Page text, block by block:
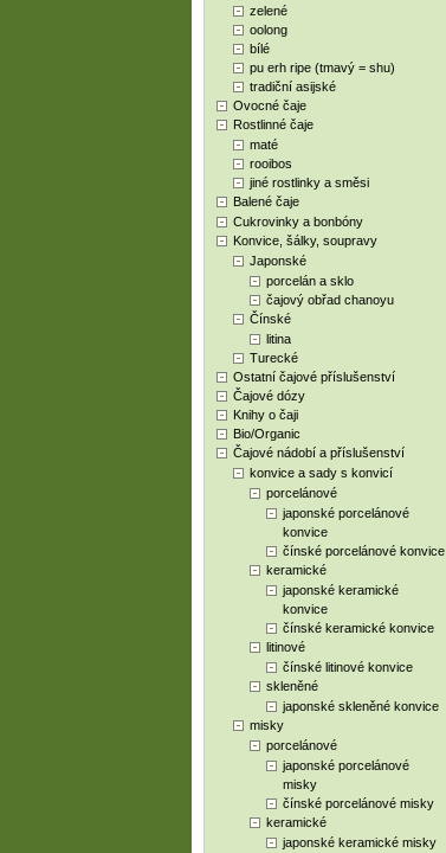
zelené
oolong
bílé
pu erh ripe (tmavý = shu)
tradiční asijské
Ovocné čaje
Rostlinné čaje
maté
rooibos
jiné rostlinky a směsi
Balené čaje
Cukrovinky a bonbóny
Konvice, šálky, soupravy
Japonské
porcelán a sklo
čajový obřad chanoyu
Čínské
litina
Turecké
Ostatní čajové příslušenství
Čajové dózy
Knihy o čaji
Bio/Organic
Čajové nádobí a příslušenství
konvice a sady s konvicí
porcelánové
japonské porcelánové
konvice
čínské porcelánové konvice
keramické
japonské keramické
konvice
čínské keramické konvice
litinové
čínské litinové konvice
skleněné
japonské skleněné konvice
misky
porcelánové
japonské porcelánové
misky
čínské porcelánové misky
keramické
japonské keramické misky